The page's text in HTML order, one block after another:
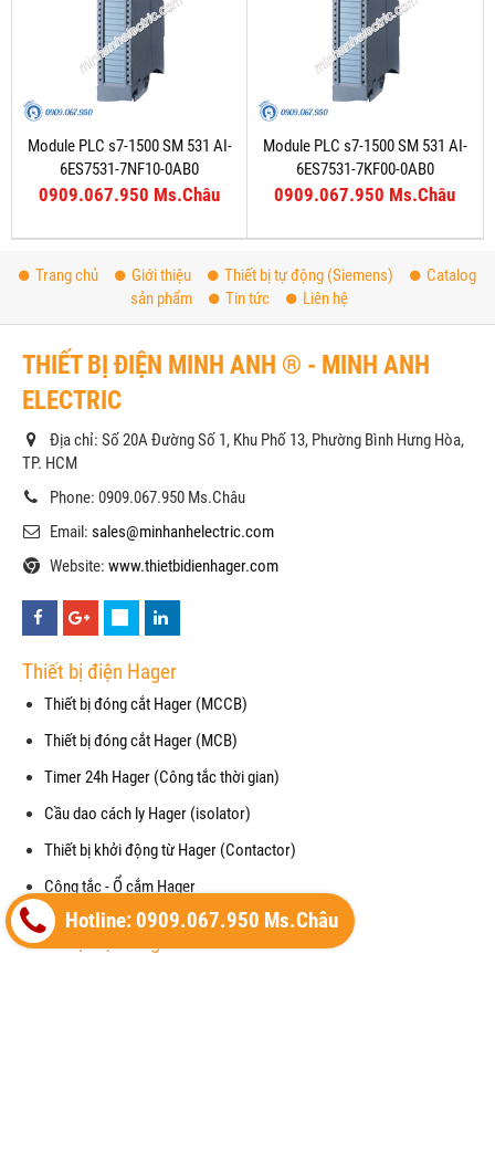
Module PLC s7-1500 SM 531 AI-
6ES7531-7NF10-0AB0
0909.067.950 Ms.Châu
Module PLC s7-1500 SM 531 AI-
6ES7531-7KF00-0AB0
0909.067.950 Ms.Châu
Trang chủ Giới thiệu Thiết bị tự động (Siemens)
Catalog
sản phẩm
Tin tức Liên hệ
THIẾT BỊ ĐIỆN MINH ANH ® - MINH ANH
ELECTRIC
Địa chỉ: Số 20A Đường Số 1, Khu Phố 13, Phường Bình Hưng Hòa,
TP. HCM
Phone: 0909.067.950 Ms.Châu
Email: sales@minhanhelectric.com
Website: www.thietbidienhager.com
Thiết bị điện Hager
Thiết bị đóng cắt Hager (MCCB)
Thiết bị đóng cắt Hager (MCB)
Timer 24h Hager (Công tắc thời gian)
Cầu dao cách ly Hager (isolator)
Thiết bị khởi động từ Hager (Contactor)
Công tắc - Ổ cắm Hager
Thiết bị điện Hager
Hotline: 0909.067.950 Ms.Châu